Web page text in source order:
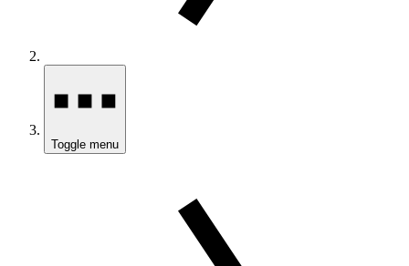
Toggle menu